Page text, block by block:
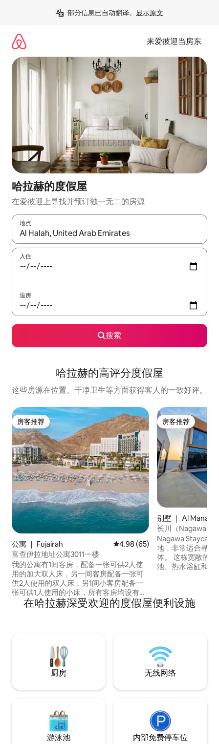
部分信息已自动翻译。 显示原文
来爱彼迎当房东
哈拉赫的度假屋
在爱彼迎上寻找并预订独一无二的房源
地点
如有搜索结果，请使用上下方向键查看，或通过点击或滑动手势
入住
退房
搜索
哈拉赫的高评分度假屋
这些房源在位置、干净卫生等方面获得客人的一致好评。
房客推荐
房客推荐
公寓 ｜ Fujairah 平均评分 4.98 分（满分 5 分）
4.98 (65)
富查伊拉地址公寓3011一楼
我的公寓有1间客房，配备一张可供2人使
用的加大双人床，另一间客房配备一张可
供2人使用的双人床，另1间小客房配备一
张可供1人使用的小床，所有客房均设有卫
生间，客厅设有1间卫生间，配备舒适的沙
发。此外，还提供一个储藏室，配备了所
分。 我的公寓位于一楼，您可以在那里享
房客推荐
房客推荐
别墅 ｜ Al
长川（Nagawa）
Nagawa
地，非常适合寻求
体。 这栋宽敞的4
池、热水浴缸和花
泳池、游乐场和安
在哈拉赫深受欢迎的度假屋便利设施
厨房 无线网络
游泳池 内部免费停车位